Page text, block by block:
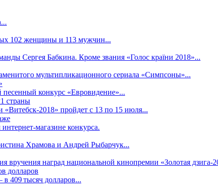
102 женщины и 113 мужчин...
Сергея Бабкина. Кроме звания «Голос країни 2018»...
мультипликационного сериала «Симпсоны»...
конкурс «Евровидение»...
страны
2018» пройдет с 13 по 15 июля...
магазине конкурса.
Храмова и Андрей Рыбарчук...
вручения наград национальной кинопремии «Золотая дзига-
долларов
409 тысяч долларов...